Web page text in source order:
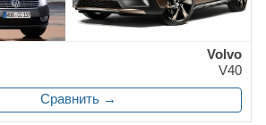
Volvo
V40
Сравнить →